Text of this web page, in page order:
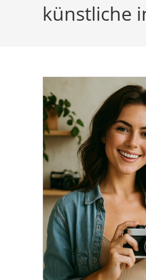
künstliche